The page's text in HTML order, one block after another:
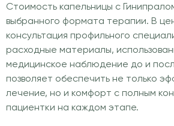
Стоимость капельницы с
выбранного формата терапии. В
консультация профильного
расходные материалы,
медицинское наблюдение до и
позволяет обеспечить не только
лечение, но и комфорт с полным
пациентки на каждом этапе.